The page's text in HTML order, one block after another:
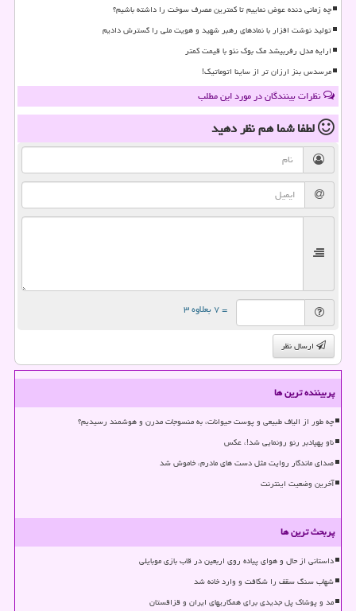
چه زمانی دنده عوض نماییم تا کمترین مصرف سوخت را داشته باشیم؟
تولید نوشت افزار با نمادهای رهبر شهید و هویت ملی را گسترش دادیم
ارایه مدل رفربیشد مک بوک نئو با قیمت کمتر
مرسدس بنز ارزان تر از ساینا اتوماتیک!
نظرات بینندگان در مورد این مطلب
لطفا شما همنظر دهید
= ۷ بعلاوه ۳
ارسال نظر
پربیننده ترین ها
چه طور از الیاف طبیعی و پوست حیوانات، به منسوجات مدرن و هوشمند رسیدیم؟
ناو پهپادبر رنو رونمایی شد!، عکس
صدای ماندگار روایت مثل دست های مادرم، خاموش شد
آخرین وضعیت اینترنت
پربحث ترین ها
داستانی از حال و هوای پیاده روی اربعین در قاب بازی موبایلی
شهاب سنگ سقف را شکافت و وارد خانه شد
مد و پوشاک پل جدیدی برای همکاریهای ایران و قزاقستان